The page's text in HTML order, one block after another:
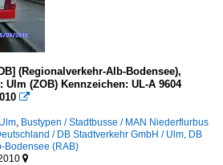
(Regionalverkehr-Alb-Bodensee),
(ZOB) Kennzeichen: UL-A 9604

, Bustypen / Stadtbusse / MAN Niederflurbus
/ DB Stadtverkehr GmbH / Ulm, DB
Bodensee (RAB)
